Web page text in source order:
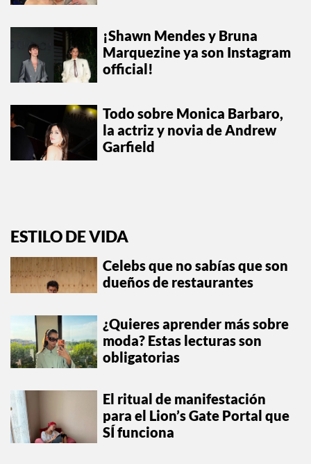
¡Shawn Mendes y Bruna
Marquezine ya son Instagram
official!
Todo sobre Monica Barbaro,
la actriz y novia de Andrew
Garfield
ESTILO DE VIDA
Celebs que no sabías que son
dueños de restaurantes
¿Quieres aprender más sobre
moda? Estas lecturas son
obligatorias
El ritual de manifestación
para el Lion’s Gate Portal que
SÍ funciona